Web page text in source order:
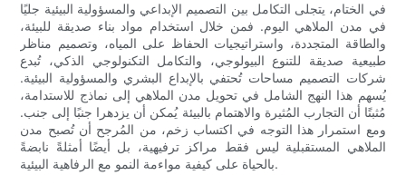
في الختام، يتجلى التكامل بين التصميم الإبداعي والمسؤولية البيئية جليًا
في مدن الملاهي اليوم. فمن خلال استخدام مواد بناء صديقة للبيئة،
والطاقة المتجددة، واستراتيجيات الحفاظ على المياه، وتصميم مناظر
طبيعية صديقة للتنوع البيولوجي، والتكامل التكنولوجي الذكي، تُبدع
شركات التصميم مساحات تُحتفي بالإبداع البشري والمسؤولية البيئية.
يُسهم هذا النهج الشامل في تحويل مدن الملاهي إلى نماذج للاستدامة،
مُثبتًا أن التجارب المُثيرة والاهتمام بالبيئة يُمكن أن يزدهرا جنبًا إلى جنب.
ومع استمرار هذا التوجه في اكتساب زخم، من المُرجح أن تُصبح مدن
الملاهي المستقبلية ليس فقط مراكز ترفيهية، بل أيضًا أمثلةً نابضةً
بالحياة على كيفية مواءمة النمو مع الرفاهية البيئية.